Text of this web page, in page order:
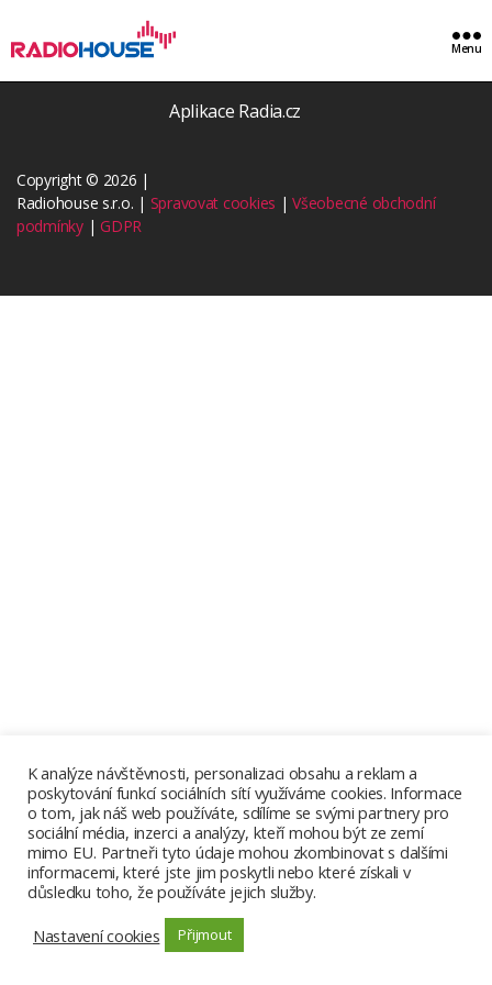
Menu
Aplikace Radia.cz
Copyright © 2026 |
Radiohouse s.r.o. | Spravovat cookies |Všeobecné obchodní
podmínky| GDPR
K analýze návštěvnosti, personalizaci obsahu a reklam a
poskytování funkcí sociálních sítí využíváme cookies. Informace
o tom, jak náš web používáte, sdílíme se svými partnery pro
sociální média, inzerci a analýzy, kteří mohou být ze zemí
mimo EU. Partneři tyto údaje mohou zkombinovat s dalšími
informacemi, které jste jim poskytli nebo které získali v
důsledku toho, že používáte jejich služby.
Nastavení cookies
Přijmout